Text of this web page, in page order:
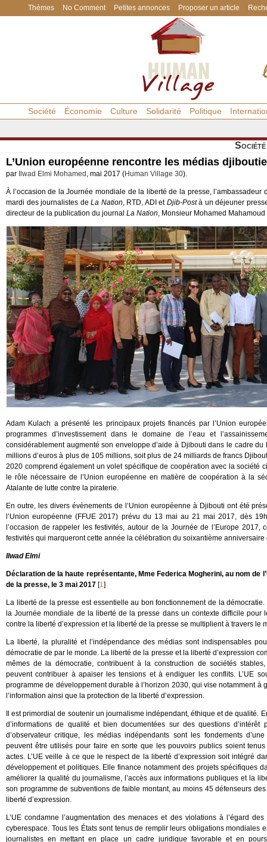
Thèmes No Comment Petites annonces Proposer un article
Société Économie Culture Solidarité Politique
Société
L’Union européenne rencontre les médias
par Ilwad Elmi Mohamed , mai 2017 (Human Village 30).
À l’occasion de la Journée mondiale de la liberté de la presse,
mardi des journalistes deLa Nation, RTD, ADI et Djib-Postà un déjeuner
directeur de la publication du journal La Nation, Monsieur Mohamed
Adam Kulach a présenté les principaux projets financés par l’Union
programmes d’investissement dans le domaine de l’eau et
considérablement augmenté son enveloppe d’aide à Djibouti dans le cadre
millions d’euros à plus de 105 millions, soit plus de 24 milliards de francs
2020 comprend également un volet spécifique de coopération avec la société
le rôle nécessaire de l’Union européenne en matière de coopération à la
Atalante de lutte contre la piraterie.
En outre, les divers évènements de l’Union européenne à Djibouti ont été
l’Union européenne (FFUE 2017) prévu du 13 mai au 21 mai 2017, dès
l’occasion de rappeler les festivités, autour de la Journée de l’Europe
festivités qui marqueront cette année la célébration du soixantième anniversaire
Ilwad Elmi
Déclaration de la haute représentante, Mme Federica Mogherini, au nom de
de la presse, le 3 mai 2017 [1]
La liberté de la presse est essentielle au bon fonctionnement de la
la Journée mondiale de la liberté de la presse dans un contexte difficile pour
contre la liberté d’expression et la liberté de la presse se multiplient à travers le
La liberté, la pluralité et l’indépendance des médias sont indispensables
démocratie de par le monde. La liberté de la presse et la liberté d’expression
mêmes de la démocratie, contribuent à la construction de sociétés
peuvent contribuer à apaiser les tensions et à endiguer les conflits. L’UE
programme de développement durable à l’horizon 2030, qui vise notamment à
l’information ainsi que la protection de la liberté d’expression.
Il est primordial de soutenir un journalisme indépendant, éthique et de qualité.
d’informations de qualité et bien documentées sur des questions
d’observateur critique, les médias indépendants sont les fondements
peuvent être utilisés pour faire en sorte que les pouvoirs publics soient
actes. L’UE veille à ce que le respect de la liberté d’expression soit intégré
développement et politiques. Elle finance notamment des projets spécifiques
améliorer la qualité du journalisme, l’accès aux informations publiques et la
son programme de subventions de faible montant, au moins 45 défenseurs
liberté d’expression.
L’UE condamne l’augmentation des menaces et des violations à l’égard
cyberespace. Tous les États sont tenus de remplir leurs obligations mondiales
journalistes en mettant en place un cadre juridique favorable et en